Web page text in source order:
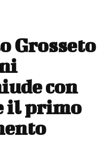
Grosseto
con
il primo